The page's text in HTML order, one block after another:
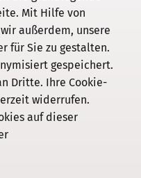
Mit Hilfe von
außerdem, unsere
für Sie zu gestalten.
gespeichert.
Dritte. Ihre Cookie-
widerrufen.
auf dieser